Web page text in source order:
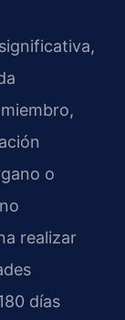
o
realizar
días